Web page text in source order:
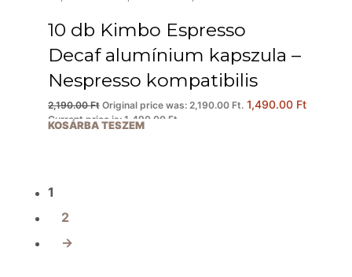
10 db Kimbo Espresso
Decaf alumínium kapszula –
Nespresso kompatibilis
2,190.00Ft Original price was: 2,190.00 Ft. 1,490.00 Ft
Current price is: 1,490.00 Ft.
KOSÁRBA TESZEM
1
2
→